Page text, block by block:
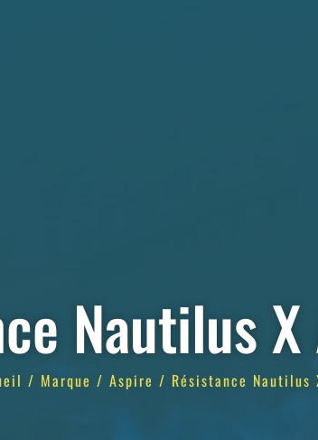
Nautilus
/ Marque / Aspire / Résistance Nautilus